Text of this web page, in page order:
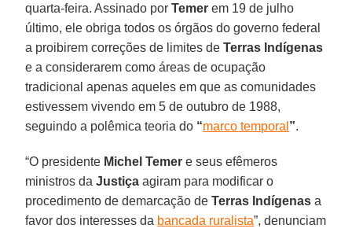
quarta-feira. Assinado porTemer em 19 de julho
último, ele obriga todos os órgãos do governo federal
a proibirem correções de limites deTerras Indígenas
e a considerarem como áreas de ocupação
tradicional apenas aqueles em que as comunidades
estivessem vivendo em 5 de outubro de 1988,
seguindo a polêmica teoria do “marco temporal ”.
“O presidente Michel Temer e seus efêmeros
ministros daJustiça agiram para modificar o
procedimento de demarcação deTerras Indígenas a
favor dos interesses da bancada ruralista”, denunciam